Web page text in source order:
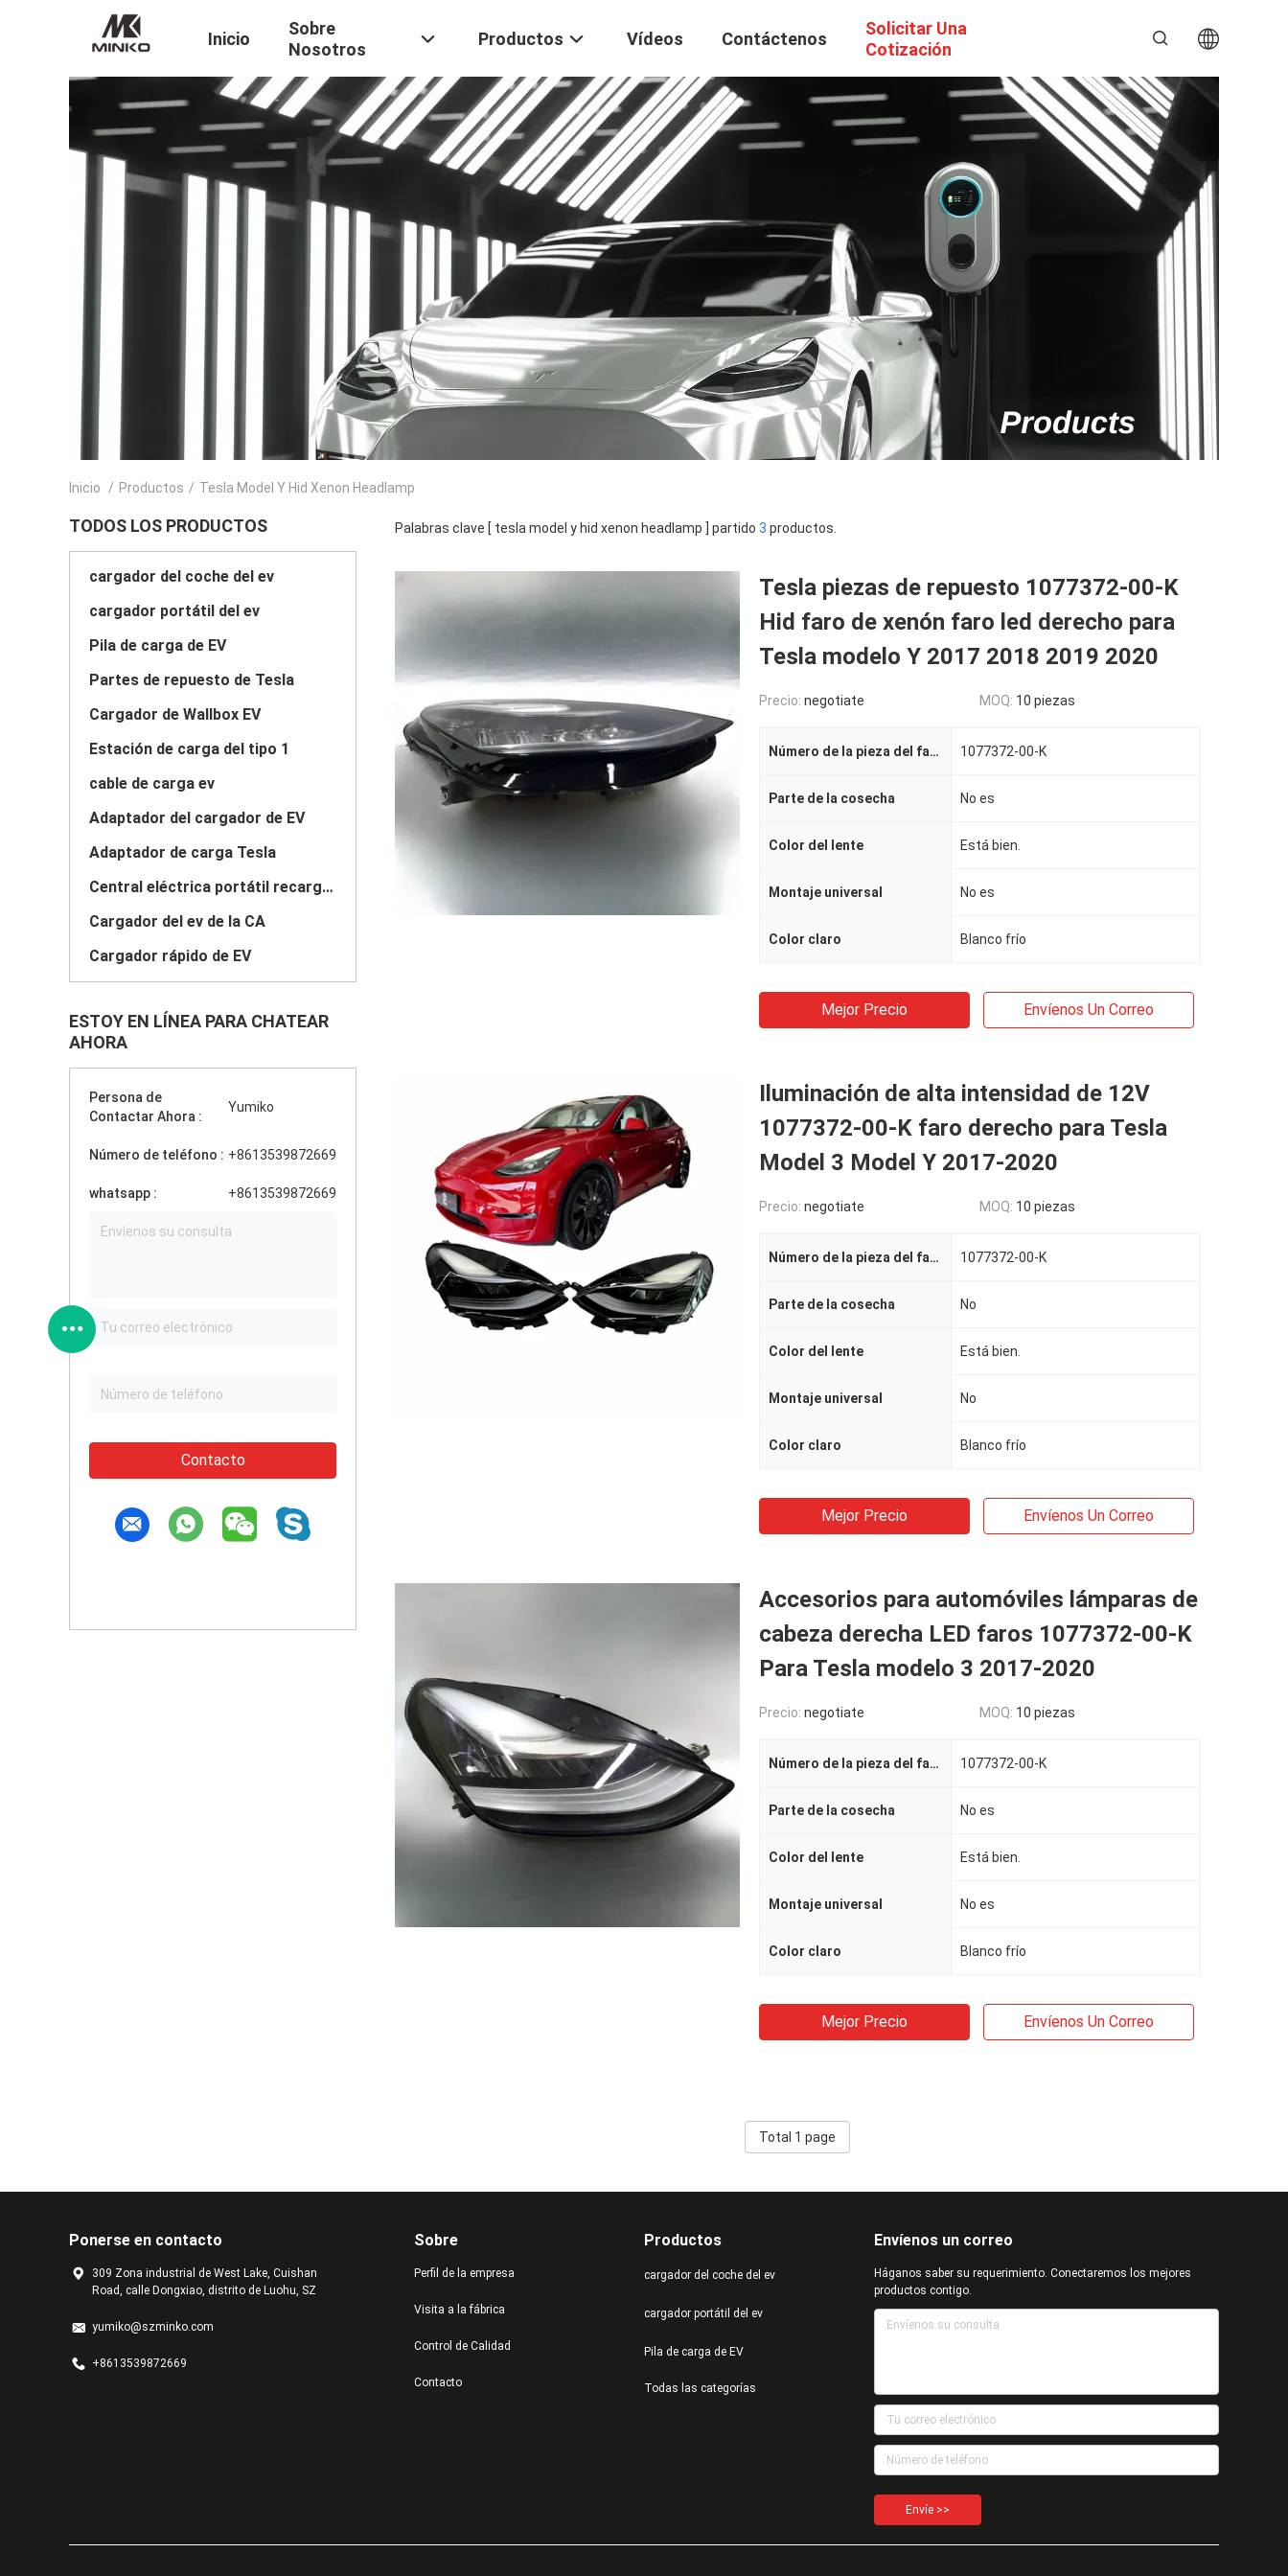
Inicio
Sobre
Nosotros
Productos Vídeos Contáctenos
Solicitar Una
Cotización
Inicio / Productos / Tesla Model Y Hid Xenon Headlamp
TODOS LOS PRODUCTOS
cargador del coche del ev
cargador portátil del ev
Pila de carga de EV
Partes de repuesto de Tesla
Cargador de Wallbox EV
Estación de carga del tipo 1
cable de carga ev
Adaptador del cargador de EV
Adaptador de carga Tesla
Central eléctrica portátil recargable
Cargador del ev de la CA
Cargador rápido de EV
ESTOY EN LÍNEA PARA CHATEAR
AHORA
Persona de
Contactar Ahora :
Yumiko
Número de teléfono : +8613539872669
whatsapp : +8613539872669
Contacto
Palabras clave [ tesla model y hid xenon headlamp ] partido 3 productos.
Tesla piezas de repuesto 1077372-00-K
Hid faro de xenón faro led derecho para
Tesla modelo Y 2017 2018 2019 2020
Precio: negotiate MOQ: 10 piezas
Número de la pieza del fabricante 1077372-00-K
Parte de la cosecha No es
Color del lente Está bien.
Montaje universal No es
Color claro Blanco frío
Mejor Precio Envíenos Un Correo
Iluminación de alta intensidad de 12V
1077372-00-K faro derecho para Tesla
Model 3 Model Y 2017-2020
Precio: negotiate MOQ: 10 piezas
Número de la pieza del fabricante 1077372-00-K
Parte de la cosecha No
Color del lente Está bien.
Montaje universal No
Color claro Blanco frío
Mejor Precio Envíenos Un Correo
Accesorios para automóviles lámparas de
cabeza derecha LED faros 1077372-00-K
Para Tesla modelo 3 2017-2020
Precio: negotiate MOQ: 10 piezas
Número de la pieza del fabricante 1077372-00-K
Parte de la cosecha No es
Color del lente Está bien.
Montaje universal No es
Color claro Blanco frío
Mejor Precio Envíenos Un Correo
Total 1 page
Ponerse en contacto
309 Zona industrial de West Lake, Cuishan
Road, calle Dongxiao, distrito de Luohu, SZ
yumiko@szminko.com
+8613539872669
Sobre
Perfil de la empresa
Visita a la fábrica
Control de Calidad
Contacto
Productos
cargador del coche del ev
cargador portátil del ev
Pila de carga de EV
Todas las categorías
Envíenos un correo
Háganos saber su requerimiento. Conectaremos los mejores
productos contigo.
Envíe >>